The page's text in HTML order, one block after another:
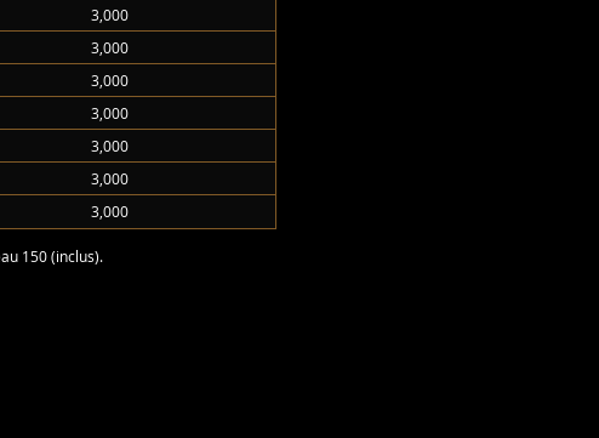
150 (inclus).
3,000
3,000
3,000
3,000
3,000
3,000
3,000